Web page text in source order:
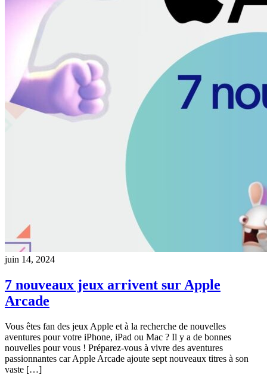
juin 14, 2024
7 nouveaux jeux arrivent sur Apple
Arcade
Vous êtes fan des jeux Apple et à la recherche de nouvelles
aventures pour votre iPhone, iPad ou Mac ? Il y a de bonnes
nouvelles pour vous ! Préparez-vous à vivre des aventures
passionnantes car Apple Arcade ajoute sept nouveaux titres à son
vaste […]